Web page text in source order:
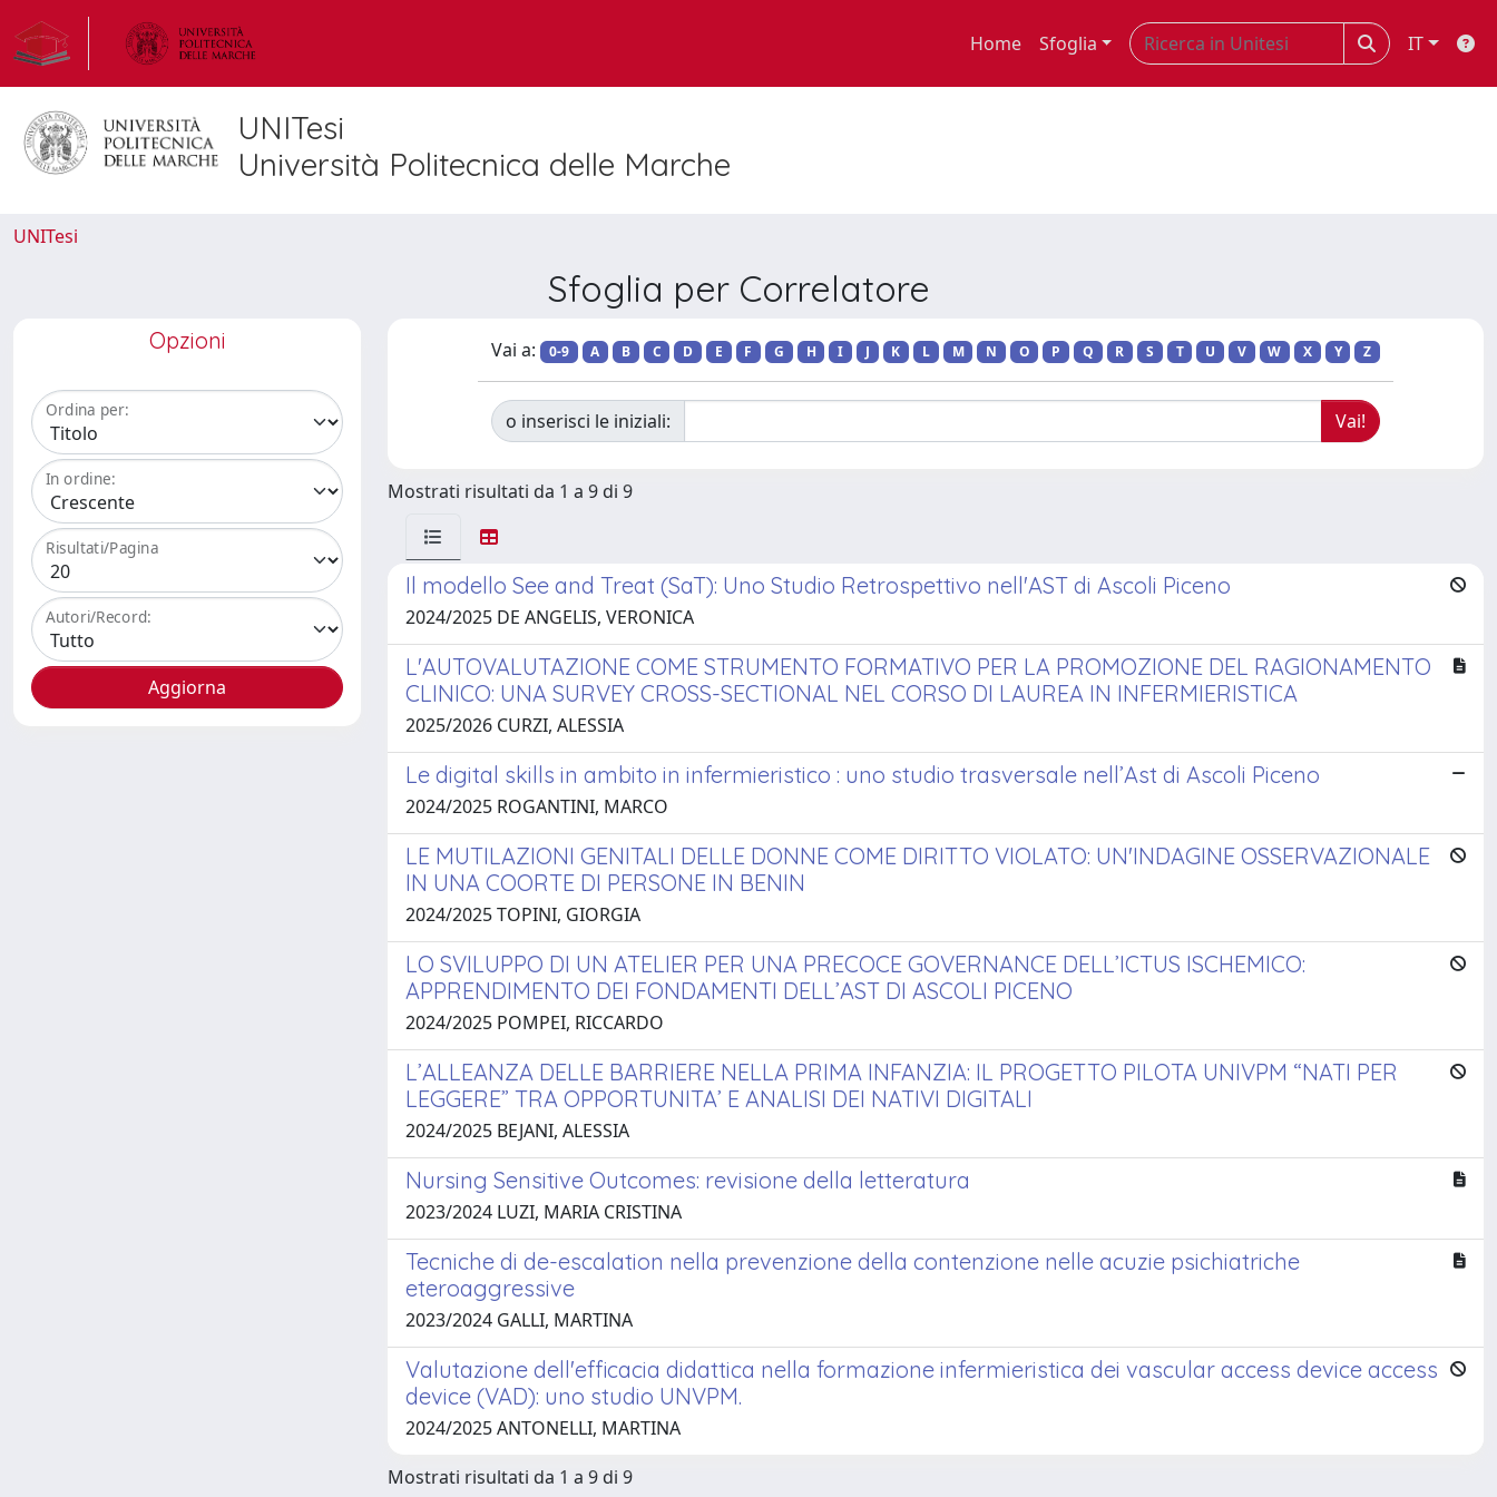
Home Sfoglia IT
UNITesi
Università Politecnica delle Marche
UNITesi
Sfoglia per Correlatore
Opzioni
Ordina per:
In ordine:
Risultati/Pagina
Autori/Record:
Vai a: 0-9 A B C D E F G H I J K L M N O P Q R S T U V W X Y Z
o inserisci le iniziali:
Mostrati risultati da 1 a 9 di 9
Il modello See and Treat (SaT): Uno Studio Retrospettivo nell'AST di Ascoli Piceno
2024/2025 DE ANGELIS, VERONICA
L'AUTOVALUTAZIONE COME STRUMENTO FORMATIVO PER LA PROMOZIONE DEL RAGIONAMENTO
CLINICO: UNA SURVEY CROSS-SECTIONAL NEL CORSO DI LAUREA IN INFERMIERISTICA
2025/2026 CURZI, ALESSIA
Le digital skills in ambito in infermieristico : uno studio trasversale nell’Ast di Ascoli Piceno
2024/2025 ROGANTINI, MARCO
LE MUTILAZIONI GENITALI DELLE DONNE COME DIRITTO VIOLATO: UN'INDAGINE OSSERVAZIONALE
IN UNA COORTE DI PERSONE IN BENIN
2024/2025 TOPINI, GIORGIA
LO SVILUPPO DI UN ATELIER PER UNA PRECOCE GOVERNANCE DELL’ICTUS ISCHEMICO:
APPRENDIMENTO DEI FONDAMENTI DELL’AST DI ASCOLI PICENO
2024/2025 POMPEI, RICCARDO
L’ALLEANZA DELLE BARRIERE NELLA PRIMA INFANZIA: IL PROGETTO PILOTA UNIVPM “NATI PER
LEGGERE” TRA OPPORTUNITA’ E ANALISI DEI NATIVI DIGITALI
2024/2025 BEJANI, ALESSIA
Nursing Sensitive Outcomes: revisione della letteratura
2023/2024 LUZI, MARIA CRISTINA
Tecniche di de-escalation nella prevenzione della contenzione nelle acuzie psichiatriche
eteroaggressive
2023/2024 GALLI, MARTINA
Valutazione dell'efficacia didattica nella formazione infermieristica dei vascular access device access
device (VAD): uno studio UNVPM.
2024/2025 ANTONELLI, MARTINA
Mostrati risultati da 1 a 9 di 9